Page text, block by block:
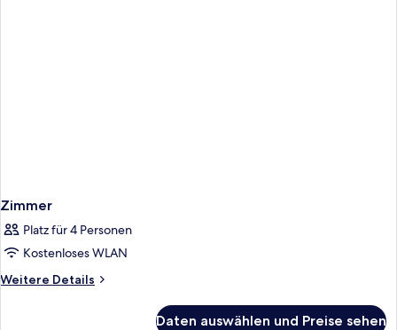
Zimmer
Platz für 4 Personen
Kostenloses WLAN
Weitere Details
Weitere
Daten auswählen und Preise sehen